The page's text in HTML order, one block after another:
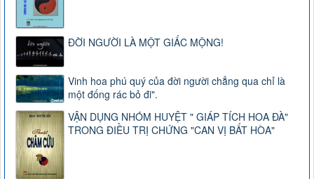
ĐỜI NGƯỜI LÀ MỘT GIẤC MỘNG!
Vinh hoa phú quý của đời người chẳng qua chỉ là
một đống rác bỏ đi".
VẬN DỤNG NHÓM HUYỆT " GIÁP TÍCH HOA ĐÀ"
TRONG ĐIỀU TRỊ CHỨNG "CAN VỊ BẤT HÒA"